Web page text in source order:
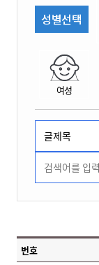
성별선택
여성
번호